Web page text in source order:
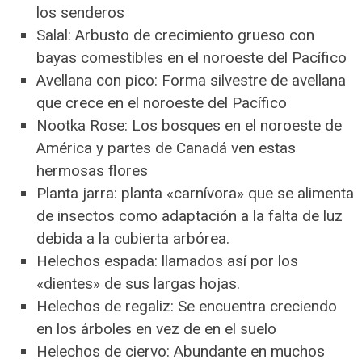
los senderos
Salal: Arbusto de crecimiento grueso con
bayas comestibles en el noroeste del Pacífico
Avellana con pico: Forma silvestre de avellana
que crece en el noroeste del Pacífico
Nootka Rose: Los bosques en el noroeste de
América y partes de Canadá ven estas
hermosas flores
Planta jarra: planta «carnívora» que se alimenta
de insectos como adaptación a la falta de luz
debida a la cubierta arbórea.
Helechos espada: llamados así por los
«dientes» de sus largas hojas.
Helechos de regaliz: Se encuentra creciendo
en los árboles en vez de en el suelo
Helechos de ciervo: Abundante en muchos